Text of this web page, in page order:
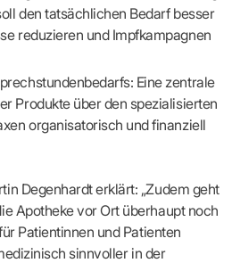
den tatsächlichen Bedarf besser
reduzieren und Impfkampagnen
Eine zentrale
Produkte über den spezialisierten
organisatorisch und finanziell
Degenhardt erklärt: „Zudem geht
Apotheke vor Ort überhaupt noch
Patientinnen und Patienten
sinnvoller in der